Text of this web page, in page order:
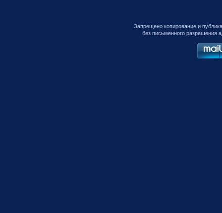
Запрещено копирование и
без письменного разрешения